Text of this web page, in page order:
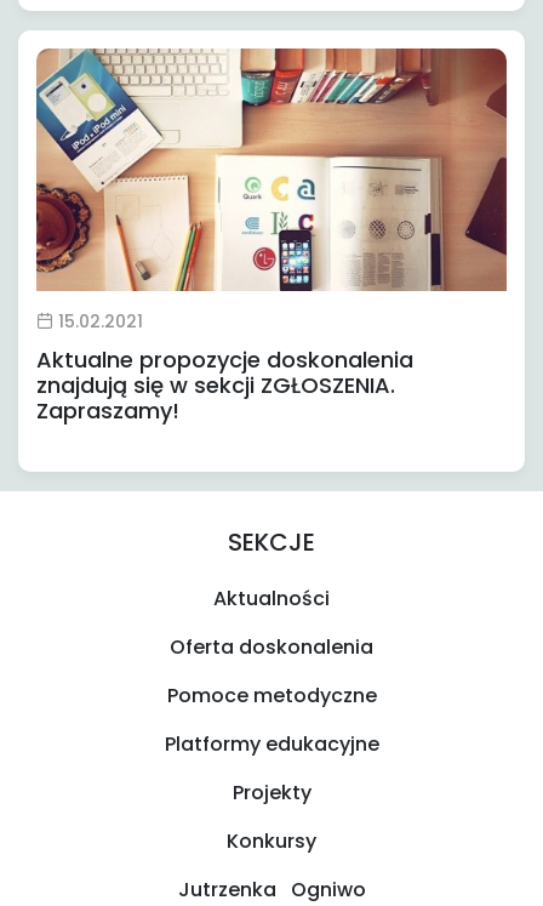
15.02.2021
Aktualne propozycje doskonalenia
znajdują się w sekcji ZGŁOSZENIA.
Zapraszamy!
SEKCJE
Aktualności
Oferta doskonalenia
Pomoce metodyczne
Platformy edukacyjne
Projekty
Konkursy
Jutrzenka Ogniwo